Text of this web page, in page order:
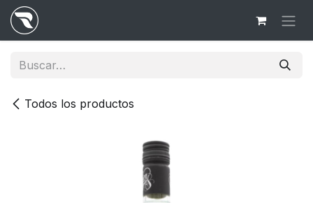
Ir al contenido
Todos los productos